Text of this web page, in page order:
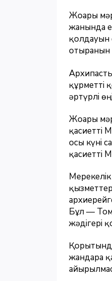
Жоғары
жанында
қолдауын
отырғанын
құрметті
әртүрлі
Жоғары
қасиетті
осы күні
қасиетті
Бұл —
жәдігері
жандарға